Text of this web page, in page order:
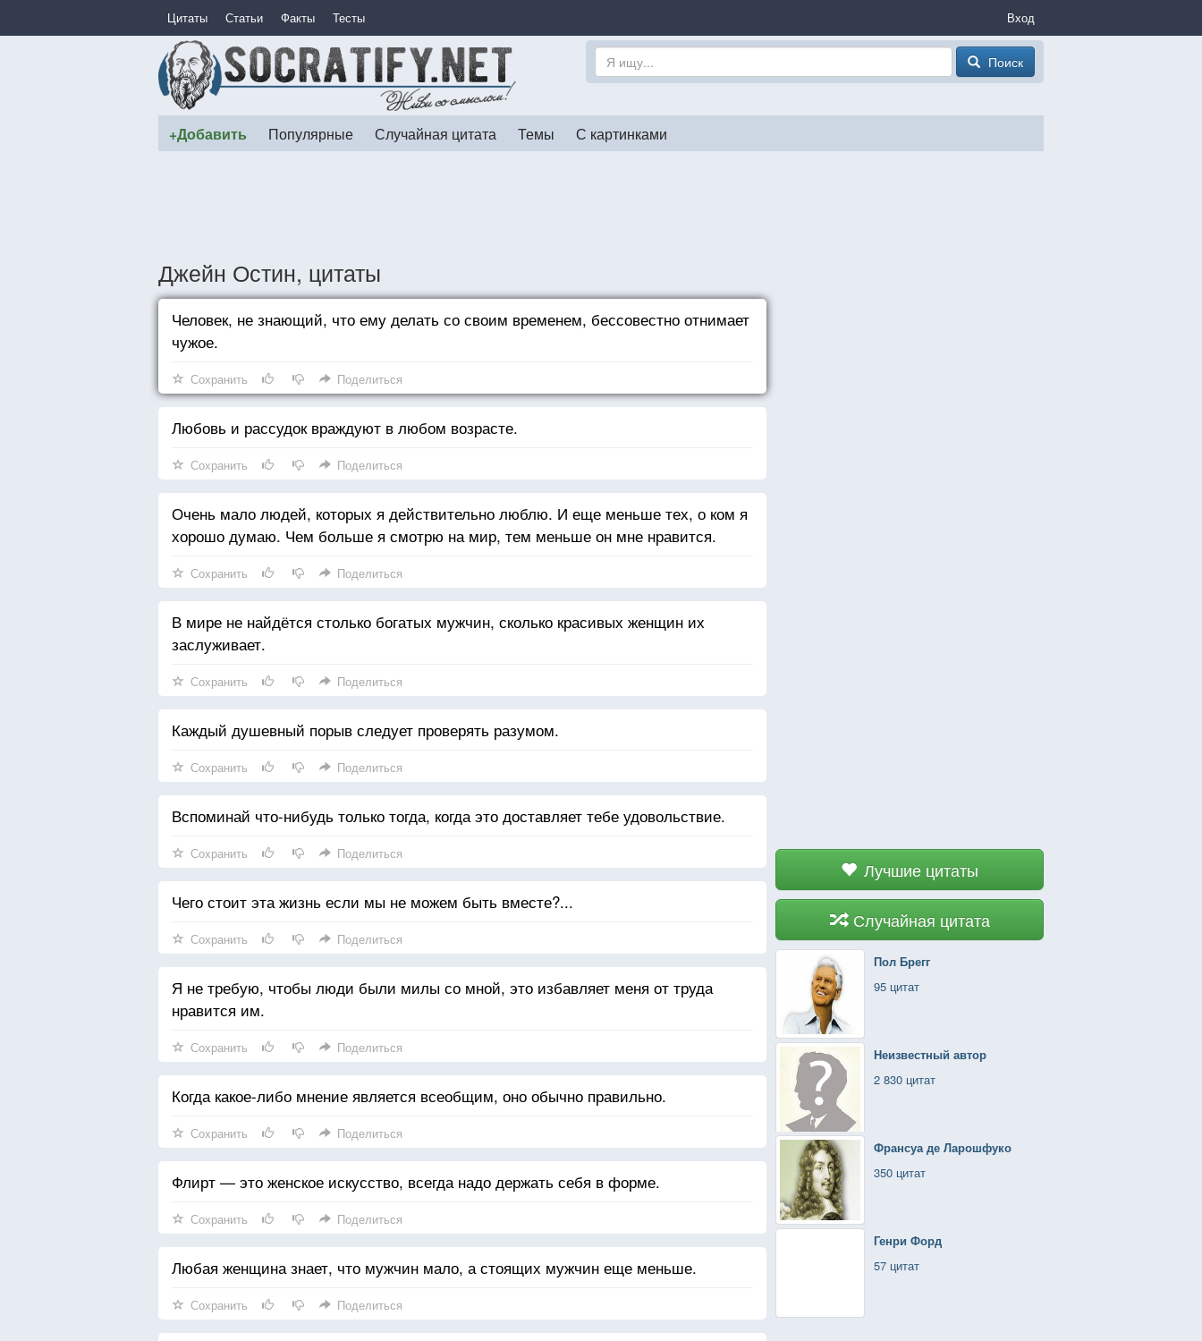
Цитаты Статьи Факты Тесты Вход
Поиск
+Добавить Популярные Случайная цитата Темы С картинками
Джейн Остин, цитаты
Лучшие цитаты
Случайная цитата
Пол Брегг
95 цитат
Неизвестный автор
2 830 цитат
Франсуа де Ларошфуко
350 цитат
Генри Форд
57 цитат
Человек, не знающий, что ему делать со своим временем, бессовестно отнимает
чужое.
Сохранить Поделиться
Любовь и рассудок враждуют в любом возрасте.
Сохранить Поделиться
Очень мало людей, которых я действительно люблю. И еще меньше тех, о ком я
хорошо думаю. Чем больше я смотрю на мир, тем меньше он мне нравится.
Сохранить Поделиться
В мире не найдётся столько богатых мужчин, сколько красивых женщин их
заслуживает.
Сохранить Поделиться
Каждый душевный порыв следует проверять разумом.
Сохранить Поделиться
Вспоминай что-нибудь только тогда, когда это доставляет тебе удовольствие.
Сохранить Поделиться
Чего стоит эта жизнь если мы не можем быть вместе?...
Сохранить Поделиться
Я не требую, чтобы люди были милы со мной, это избавляет меня от труда
нравится им.
Сохранить Поделиться
Когда какое-либо мнение является всеобщим, оно обычно правильно.
Сохранить Поделиться
Флирт — это женское искусство, всегда надо держать себя в форме.
Сохранить Поделиться
Любая женщина знает, что мужчин мало, а стоящих мужчин еще меньше.
Сохранить Поделиться